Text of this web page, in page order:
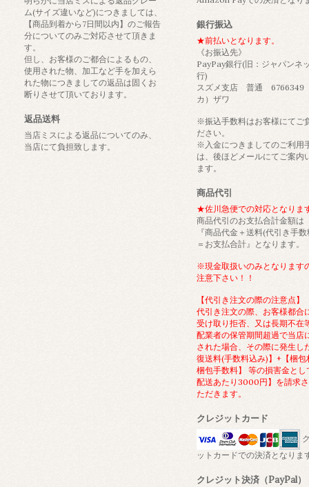
ム(サイズ違いなど)につきましては、
【商品到着から7日間以内】のご報告
分についてのみご対応させて頂きま
す。
但し、お客様のご都合によるもの、
使用された物、加工など手を加えら
れた物につきましての返品は固くお
断りさせて頂いております。
返品送料
当店ミスによる返品についてのみ、
当店にて負担致します。
銀行振込
★前払いとなります。
《お振込先》
PayPay銀行(旧：ジャパンネ
行)
スズメ支店 普通 6766349
カ）ザワ
※振込手数料はお客様にてご
ださい。
※入金につきましてのご利用
は、後ほどメールにてご案内
ます。
商品代引
★佐川急便での対応となりま
商品代引のお支払合計金額は
『商品代金＋送料(代引き手
＝お支払合計』となります。
※現金取扱いのみとなります
注意下さい！！
【代引き注文の際の注意点】
代引き注文の際、お客様都合
受け取り拒否、又は長期不在
配業者の保管期間超過で当店
された場合、その際に発生し
復送料(手数料込み)】+【梱包
梱包手数料】 等の損害金とし
配送あたり3000円】を請求
ただきます。
クレジットカード
ットカードでの決済となりま
クレジット決済（PayPal）